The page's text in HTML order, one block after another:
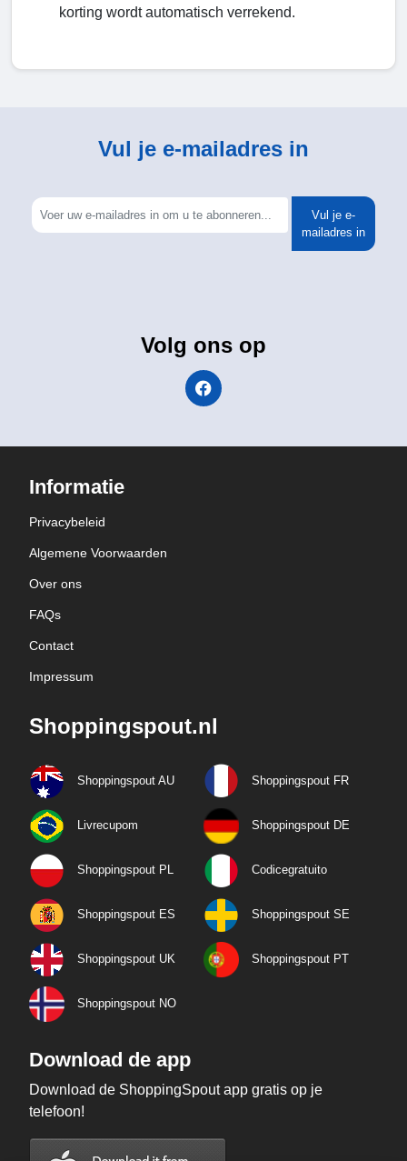
korting wordt automatisch verrekend.
Vul je e-mailadres in
Vul je e-
mailadres in
Volg ons op
Informatie
Privacybeleid
Algemene Voorwaarden
Over ons
FAQs
Contact
Impressum
Shoppingspout.nl
Shoppingspout AU Shoppingspout FR
Livrecupom Shoppingspout DE
Shoppingspout PL Codicegratuito
Shoppingspout ES Shoppingspout SE
Shoppingspout UK Shoppingspout PT
Shoppingspout NO
Download de app
Download de ShoppingSpout app gratis op je
telefoon!